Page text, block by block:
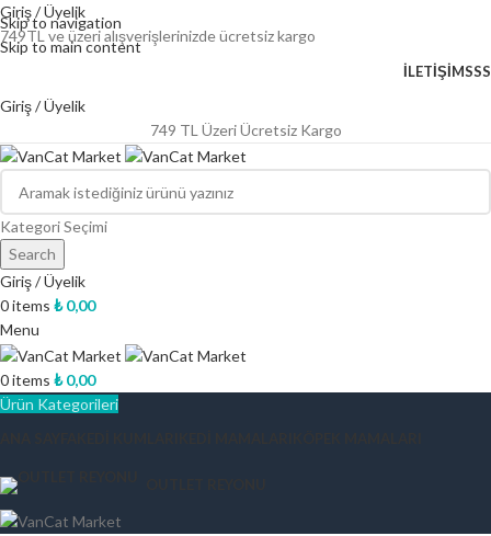
Skip to navigation
Skip to main content
Giriş / Üyelik
749TL ve üzeri alışverişlerinizde ücretsiz kargo
İLETİŞİMSSS
Giriş / Üyelik
749 TL Üzeri Ücretsiz Kargo
Kategori Seçimi
Search
Giriş / Üyelik
0items ₺0,00
Menu
0items ₺0,00
Ürün Kategorileri